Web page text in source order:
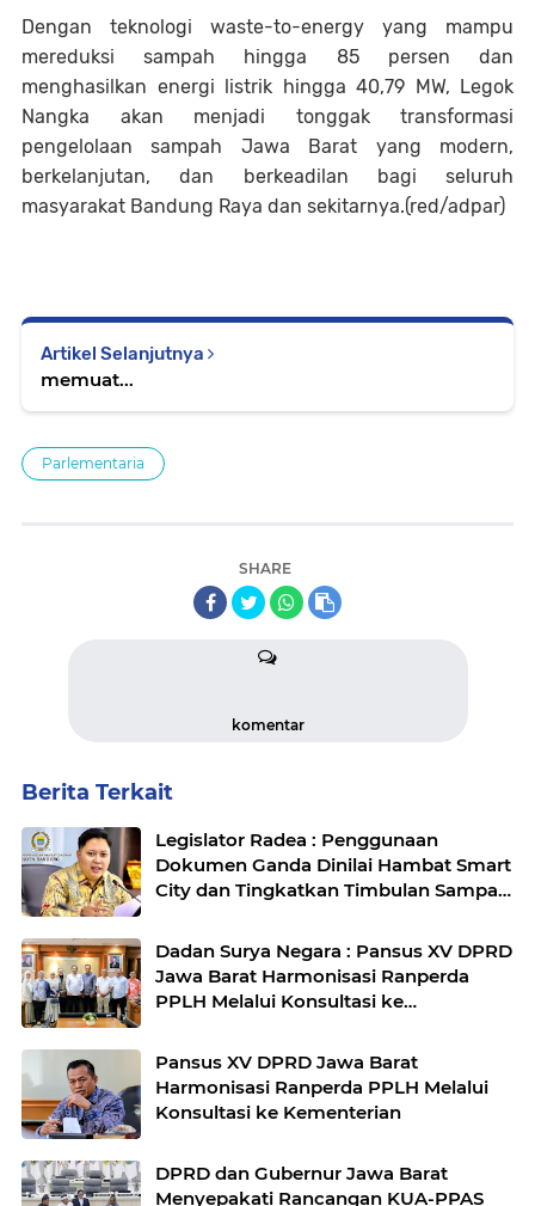
Dengan teknologi waste-to-energy yang mampu
mereduksi sampah hingga 85 persen dan
menghasilkan energi listrik hingga 40,79 MW, Legok
Nangka akan menjadi tonggak transformasi
pengelolaan sampah Jawa Barat yang modern,
berkelanjutan, dan berkeadilan bagi seluruh
masyarakat Bandung Raya dan sekitarnya.(red/adpar)
Artikel Selanjutnya
memuat...
Parlementaria
SHARE
komentar
Berita Terkait
Legislator Radea : Penggunaan
Dokumen Ganda Dinilai Hambat Smart
City dan Tingkatkan Timbulan Sampah
Dadan Surya Negara : Pansus XV DPRD
Jawa Barat Harmonisasi Ranperda
PPLH Melalui Konsultasi ke
Pansus XV DPRD Jawa Barat
Harmonisasi Ranperda PPLH Melalui
Konsultasi ke Kementerian
DPRD dan Gubernur Jawa Barat
Menyepakati Rancangan KUA-PPAS